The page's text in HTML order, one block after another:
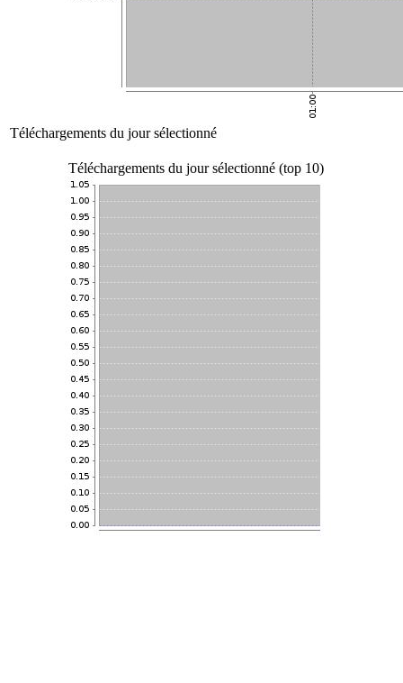
Téléchargements du jour sélectionné
Téléchargements du jour sélectionné (top 10)